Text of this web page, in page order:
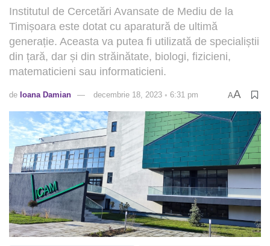
Institutul de Cercetări Avansate de Mediu de la
Timișoara este dotat cu aparatură de ultimă
generație. Aceasta va putea fi utilizată de specialiștii
din țară, dar și din străinătate, biologi, fizicieni,
matematicieni sau informaticieni.
de Ioana Damian decembrie 18, 2023 ◦ 6:31 pm AA